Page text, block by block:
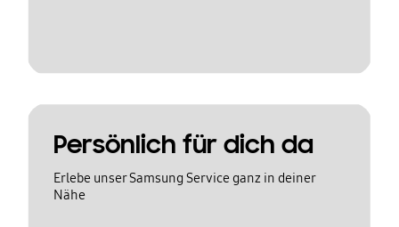
Persönlich für dich da
Erlebe unser Samsung Service ganz in deiner
Nähe